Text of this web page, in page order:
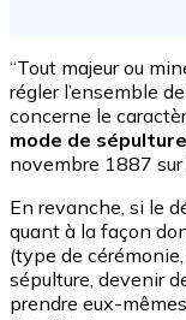
“Tout majeur ou
régler l’ensemble
concerne le
mode de sépulture
novembre 1887
En revanche, si le
quant à la façon
(type de
sépulture, devenir
prendre eux-